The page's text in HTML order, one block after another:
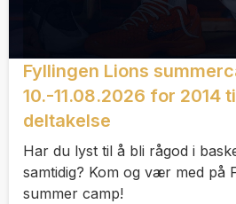
Fyllingen Lions
10.-11.08.2026 for 2014
deltakelse
Har du lyst til å bli rågod i
samtidig? Kom og vær med på
summer camp!